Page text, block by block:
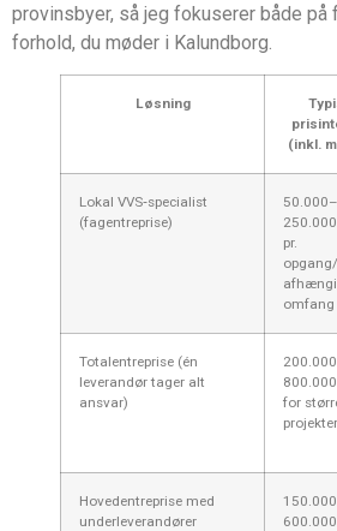
provinsbyer, så jeg fokuserer både på
forhold, du møder i Kalundborg.
Løsning
(inkl.
Lokal VVS‑specialist
(fagentreprise)
50.000–
pr.
omfang
Totalentreprise (én
leverandør tager alt
ansvar)
for
projekter
Hovedentreprise med
underleverandører